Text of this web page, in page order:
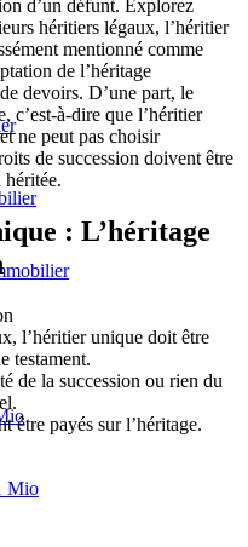
Mio
d’un défunt. Explorez
héritiers légaux, l’héritier
mentionné comme
de l’héritage
devoirs. D’une part, le
c’est-à-dire que l’héritier
ne peut pas choisir
de succession doivent être
héritée.
: L’héritage
l’héritier unique doit être
testament.
de la succession ou rien du
être payés sur l’héritage.